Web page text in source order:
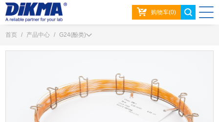
购物车(0)
首页 / 产品中心 / G24(酚类)